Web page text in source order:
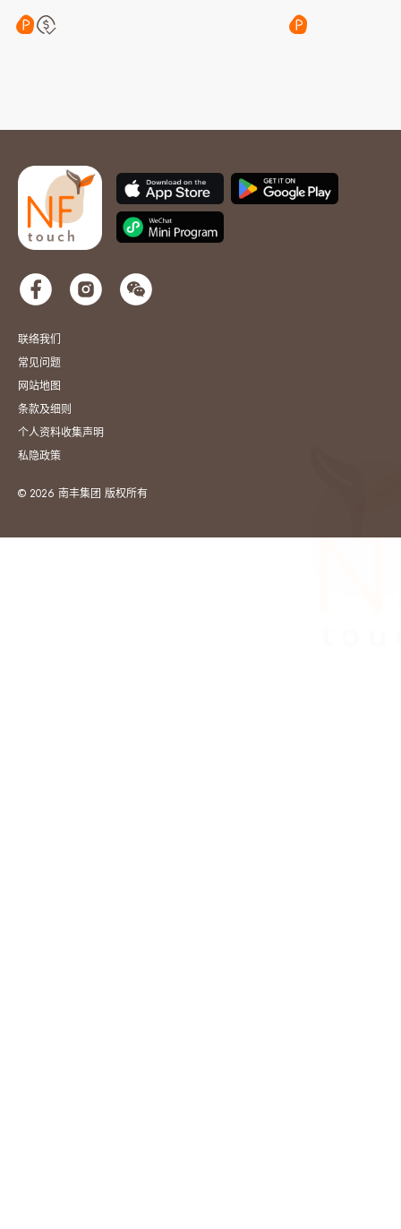
联络我们
常见问题
网站地图
条款及细则
个人资料收集声明
私隐政策
© 2026 南丰集团 版权所有